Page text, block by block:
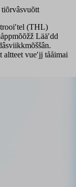
tiõrvâsvuõtt
(THL)
Lääʹdd
altteet vueʹjj tååimai